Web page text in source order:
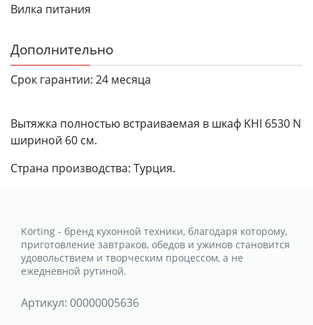
Вилка питания
Дополнительно
Срок гарантии: 24 месяца
Вытяжка полностью встраиваемая в шкаф KHI 6530 N
шириной 60 см.
Страна производства: Турция.
Körting - бренд кухонной техники, благодаря которому,
приготовление завтраков, обедов и ужинов становится
удовольствием и творческим процессом, а не
ежедневной рутиной.
Артикул: 00000005636